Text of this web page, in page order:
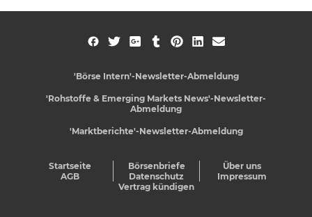
'Börse Intern'-Newsletter-Abmeldung
'Rohstoffe & Emerging Markets News'-Newsletter-
Abmeldung
'Marktberichte'-Newsletter-Abmeldung
Startseite Börsenbriefe
Über uns
AGB
Datenschutz
Impressum
Vertrag kündigen